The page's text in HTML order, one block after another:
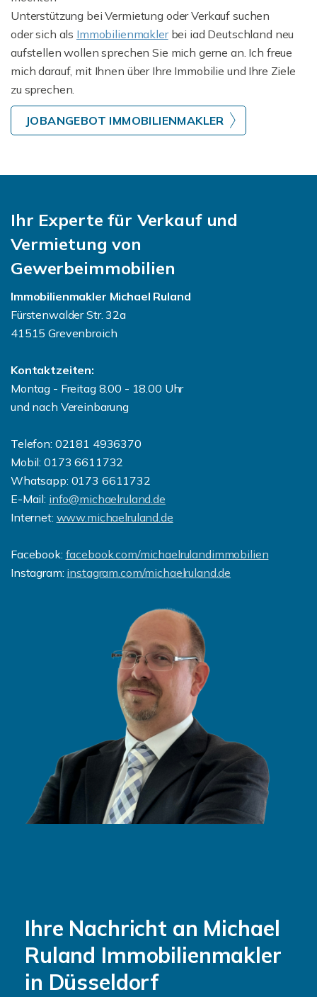
Unterstützung bei Vermietung oder Verkauf suchen
oder sich als Immobilienmaklerbei iad Deutschland neu
aufstellen wollen sprechen Sie mich gerne an. Ich freue
mich darauf, mit Ihnen über Ihre Immobilie und Ihre Ziele
zu sprechen.
JOBANGEBOT IMMOBILIENMAKLER
Ihr Experte für Verkauf und
Vermietung von
Gewerbeimmobilien
Immobilienmakler Michael Ruland
Fürstenwalder Str. 32a
41515 Grevenbroich
Kontaktzeiten:
Montag - Freitag 8.00 - 18.00 Uhr
und nach Vereinbarung
Telefon: 02181 4936370
Mobil: 0173 6611732
Whatsapp: 0173 6611732
E-Mail: info@michaelruland.de
Internet: www.michaelruland.de
Facebook: facebook.com/michaelrulandimmobilien
Instagram: instagram.com/michaelruland.de
Ihre Nachricht an Michael
Ruland Immobilienmakler
in Düsseldorf